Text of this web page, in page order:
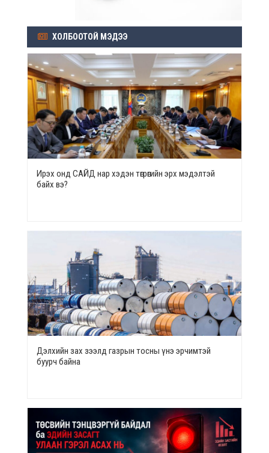
ХОЛБООТОЙ МЭДЭЭ
Ирэх онд САЙД нар хэдэн төгрөгийн эрх мэдэлтэй
байх вэ?
Дэлхийн зах зээлд газрын тосны үнэ эрчимтэй
буурч байна